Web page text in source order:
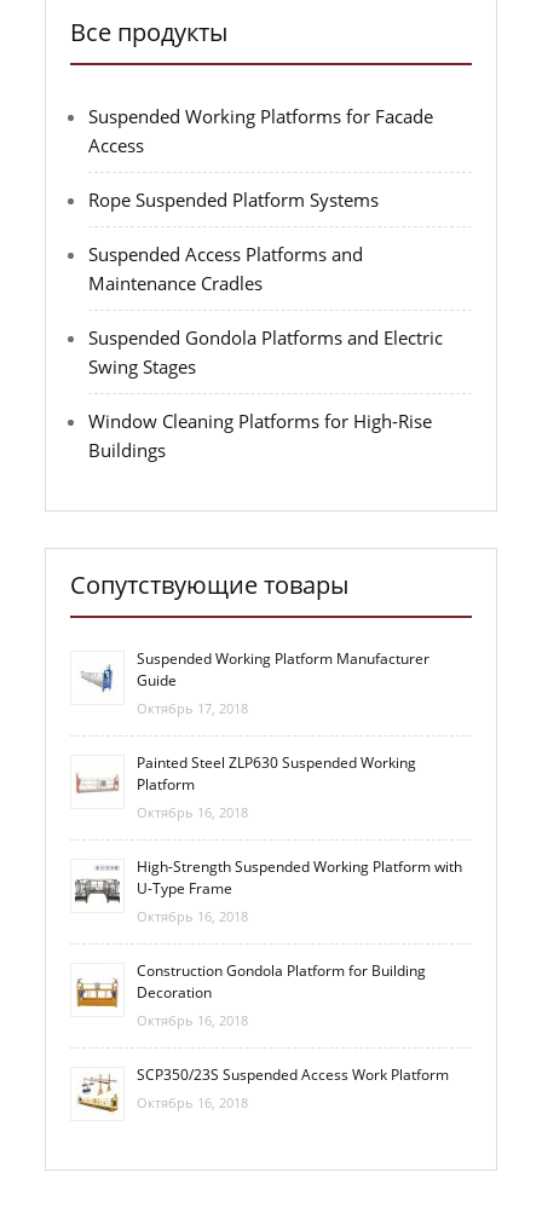
Все продукты
Suspended Working Platforms for Facade
Access
Rope Suspended Platform Systems
Suspended Access Platforms and
Maintenance Cradles
Suspended Gondola Platforms and Electric
Swing Stages
Window Cleaning Platforms for High-Rise
Buildings
Сопутствующие товары
Suspended Working Platform Manufacturer
Guide
Октябрь 17, 2018
Painted Steel ZLP630 Suspended Working
Platform
Октябрь 16, 2018
High-Strength Suspended Working Platform with
U-Type Frame
Октябрь 16, 2018
Construction Gondola Platform for Building
Decoration
Октябрь 16, 2018
SCP350/23S Suspended Access Work Platform
Октябрь 16, 2018